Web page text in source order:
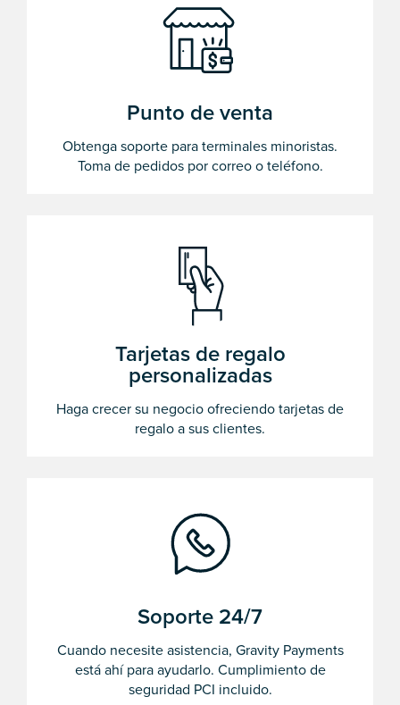
Punto de venta
Obtenga soporte para terminales minoristas.
Toma de pedidos por correo o teléfono.
Tarjetas de regalo
personalizadas
Haga crecer su negocio ofreciendo tarjetas de
regalo a sus clientes.
Soporte 24/7
Cuando necesite asistencia, Gravity Payments
está ahí para ayudarlo. Cumplimiento de
seguridad PCI incluido.